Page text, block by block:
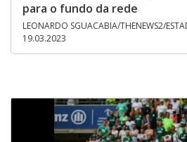
para o fundo da rede
LEONARDO SGUACABIA/THENEWS2/
19.03.2023